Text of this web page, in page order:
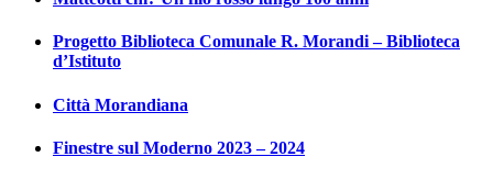
Progetto Biblioteca Comunale R. Morandi – Biblioteca
d’Istituto
Città Morandiana
Finestre sul Moderno 2023 – 2024